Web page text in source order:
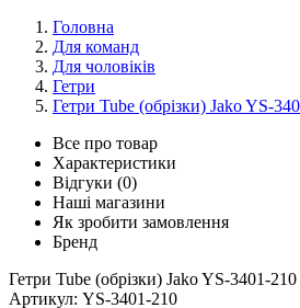
Головна
Для команд
Для чоловіків
Гетри
Гетри Tube (обрізки) Jako YS-
Все про товар
Характеристики
Відгуки (0)
Наші магазини
Як зробити замовлення
Бренд
Гетри Tube (обрізки) Jako YS-3401-210
Артикул: YS-3401-210